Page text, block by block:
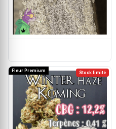
Stock limité
Fleur Premium